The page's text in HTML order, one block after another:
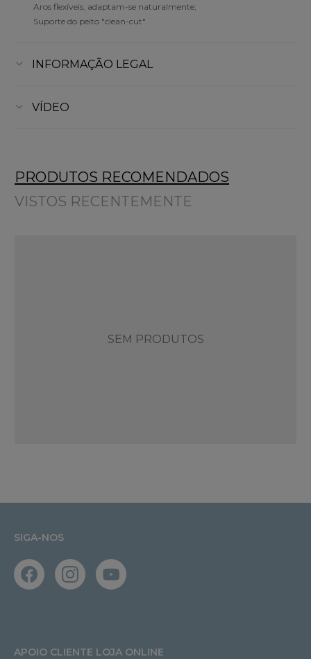
Aros flexíveis, adaptam-se naturalmente;
Suporte do peito "clean-cut".
INFORMAÇÃO LEGAL
VÍDEO
PRODUTOS RECOMENDADOS
VISTOS RECENTEMENTE
SEM PRODUTOS
SIGA-NOS
APOIO CLIENTE LOJA ONLINE